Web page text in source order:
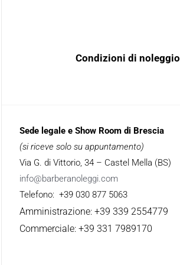
Condizioni di noleggio
Sede legale e Show Room di Brescia
(si riceve solo su appuntamento)
Via G. di Vittorio, 34 – Castel Mella (BS)
info@barberanoleggi.com
Telefono: +39 030 877 5063
Amministrazione: +39 339 2554779
Commerciale: +39 331 7989170